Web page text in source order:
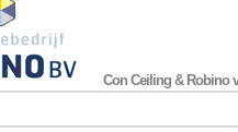
Con Ceiling & Robino